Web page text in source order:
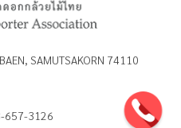
SAMUTSAKORN 74110
657-3126